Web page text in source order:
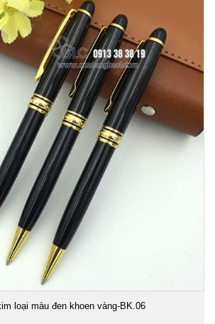
loại màu đen khoen vàng-BK.06